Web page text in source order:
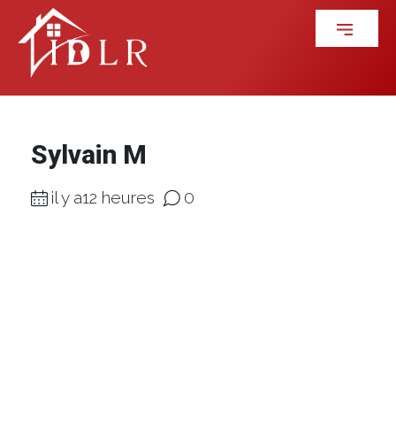
Sylvain M
il y a12 heures 0